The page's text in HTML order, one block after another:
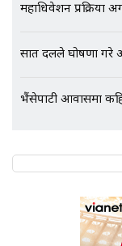
महाधिवेशन प्रक्रिया
सात दलले घोषणा गरे
भैंसेपाटी आवासमा